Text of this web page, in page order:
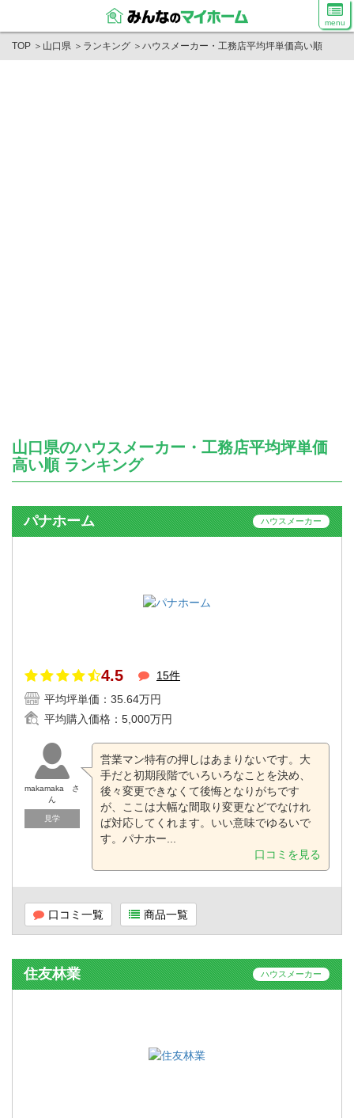
menu
TOP ＞ 山口県 ＞ ランキング ＞ ハウスメーカー・工務店平均坪単価高い順
山口県のハウスメーカー・工務店平均坪単価
高い順 ランキング
パナホーム ハウスメーカー
4.5
15件
平均坪単価： 35.64万円
平均購入価格： 5,000万円
makamaka さ
ん
見学
営業マン特有の押しはあまりないです。大
手だと初期段階でいろいろなことを決め、
後々変更できなくて後悔となりがちです
が、ここは大幅な間取り変更などでなけれ
ば対応してくれます。いい意味でゆるいで
す。パナホー...
口コミを見る
口コミ一覧 商品一覧
住友林業 ハウスメーカー